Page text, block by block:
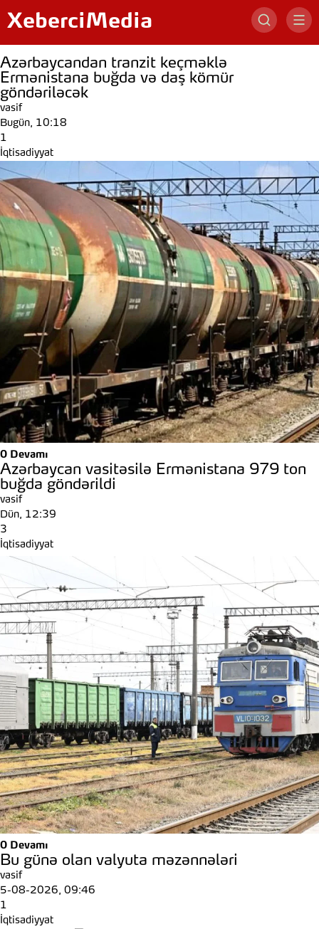
XeberciMedia
Azərbaycandan tranzit keçməklə
Ermənistana buğda və daş kömür
göndəriləcək
vasif
Bugün, 10:18
1
İqtisadiyyat
0 Devamı
Azərbaycan vasitəsilə Ermənistana 979 ton
buğda göndərildi
vasif
Dün, 12:39
3
İqtisadiyyat
0 Devamı
Bu günə olan valyuta məzənnələri
vasif
5-08-2026, 09:46
1
İqtisadiyyat